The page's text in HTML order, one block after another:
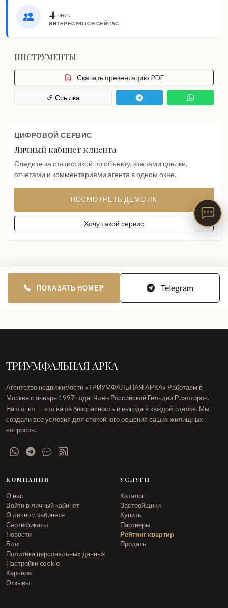
ПОКАЗАТЬ НОМЕР Telegram
4 чел.
ИНТЕРЕСУЮТСЯ СЕЙЧАС
ИНСТРУМЕНТЫ
Скачать презентацию PDF
Ссылка
ЦИФРОВОЙ СЕРВИС
Личный кабинет клиента
Следите за статистикой по объекту, этапами сделки,
отчетами и комментариями агента в одном окне.
ПОСМОТРЕТЬ ДЕМО ЛК
Хочу такой сервис
ТРИУМФАЛЬНАЯ АРКА
Агентство недвижимости «ТРИУМФАЛЬНАЯ АРКА» Работаем в
Москве с января 1997 года. Член Российской Гильдии Риэлторов.
Наш опыт — это ваша безопасность и выгода в каждой сделке. Мы
создали все условия для спокойного решения ваших жилищных
вопросов.
КОМПАНИЯ
О нас
Войти в личный кабинет
О личном кабинете
Сертификаты
Новости
Блог
Политика персональных данных
Настройки cookie
Карьера
Отзывы
УСЛУГИ
Каталог
Застройщики
Купить
Партнеры
Рейтинг квартир
Продать